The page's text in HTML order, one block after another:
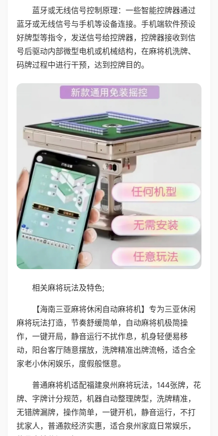
蓝牙或无线信号控制原理：一些智能控牌器通过
蓝牙或无线信号与手机等设备连接。手机端软件预设
好牌型等指令，发送信号给控牌器，控牌器接收到信
号后驱动内部微型电机或机械结构，在麻将机洗牌、
码牌过程中进行干预，达到控牌目的。
相关麻将玩法及特色;
【海南三亚麻将休闲自动麻将机】专为三亚休闲
麻将玩法打造，节奏舒缓简单，自动麻将机极简操
作，一键开局，静音运行不扰作息，机身轻便易移
动，阳台客厅随意摆放，洗牌精准出牌流畅，适合全
家老小休闲娱乐，度假般惬意。
普通麻将机适配福建泉州麻将玩法，144张牌，花
牌、字牌计分规范，机器自动整理牌型，洗牌精准，
无错牌漏牌，操作简单，一键开机，静音运行，不打
扰家人，普通款经济实惠，适合泉州家庭日常娱乐，